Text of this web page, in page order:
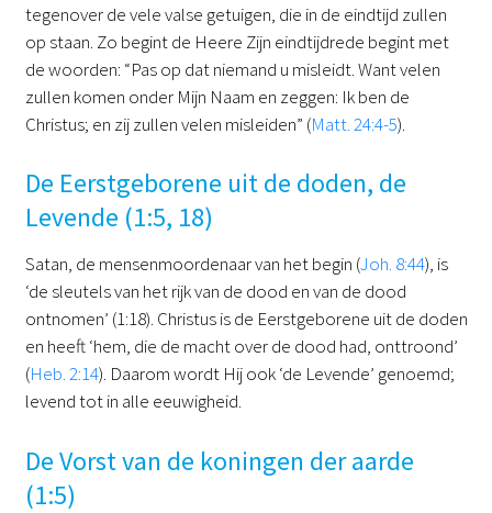
tegenover de vele valse getuigen, die in de eindtijd zullen
op staan. Zo begint de Heere Zijn eindtijdrede begint met
de woorden: “Pas op dat niemand u misleidt. Want velen
zullen komen onder Mijn Naam en zeggen: Ik ben de
Christus; en zij zullen velen misleiden” (Matt. 24:4-5).
De Eerstgeborene uit de doden, de
Levende (1:5, 18)
Satan, de mensenmoordenaar van het begin (Joh. 8:44), is
‘de sleutels van het rijk van de dood en van de dood
ontnomen’ (1:18). Christus is de Eerstgeborene uit de doden
en heeft ‘hem, die de macht over de dood had, onttroond’
(Heb. 2:14). Daarom wordt Hij ook ‘de Levende’ genoemd;
levend tot in alle eeuwigheid.
De Vorst van de koningen der aarde
(1:5)